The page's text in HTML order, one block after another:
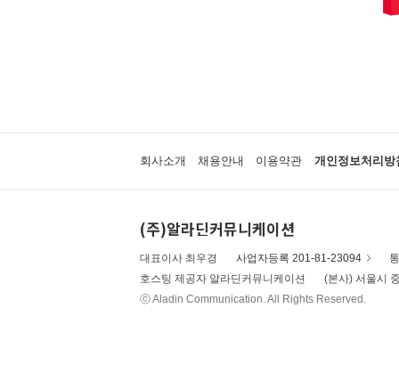
회사소개 채용안내 이용약관 개인정보처리방
(주)알라딘커뮤니케이션
대표이사 최우경 사업자등록 201-81-23094
호스팅 제공자 알라딘커뮤니케이션
(본사) 서울시
ⓒ Aladin Communication. All Rights Reserved.